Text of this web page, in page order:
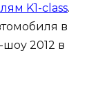
K1-class.
в
2012 в